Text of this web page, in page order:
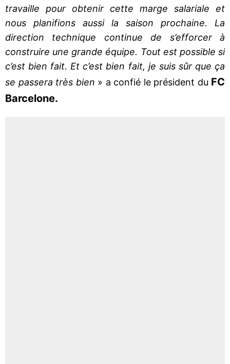
travaille pour obtenir cette marge salariale et
nous planifions aussi la saison prochaine. La
direction technique continue de s’efforcer à
construire une grande équipe. Tout est possible si
c’est bien fait. Et c’est bien fait, je suis sûr que ça
se passera très bien » a confié le président du FC
Barcelone.